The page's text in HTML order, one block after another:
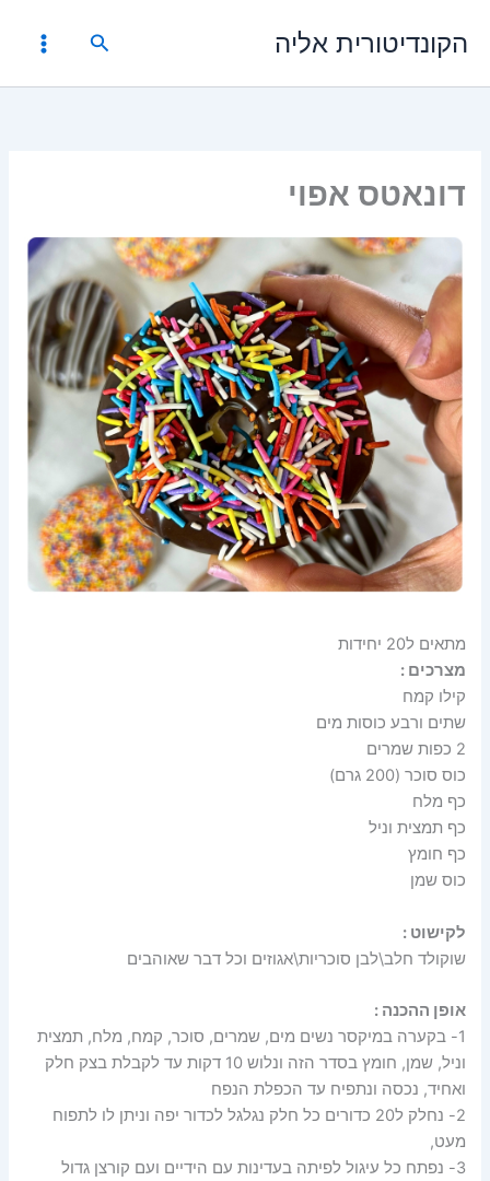
לתוכןהקונדיטורית אליה חיפוש
דונאטס אפוי
מתאים ל20 יחידות
מצרכים :
קילו קמח
שתים ורבע כוסות מים
2 כפות שמרים
כוס סוכר (200 גרם)
כף מלח
כף תמצית וניל
כף חומץ
כוס שמן
לקישוט :
שוקולד חלב\לבן סוכריות\אגוזים וכל דבר שאוהבים
אופן ההכנה :
1- בקערה במיקסר נשים מים, שמרים, סוכר, קמח, מלח, תמצית
וניל, שמן, חומץ בסדר הזה ונלוש 10 דקות עד לקבלת בצק חלק
ואחיד, נכסה ונתפיח עד הכפלת הנפח
2- נחלק ל20 כדורים כל חלק נגלגל לכדור יפה וניתן לו לתפוח
מעט,
3- נפתח כל עיגול לפיתה בעדינות עם הידיים ועם קורצן גדול